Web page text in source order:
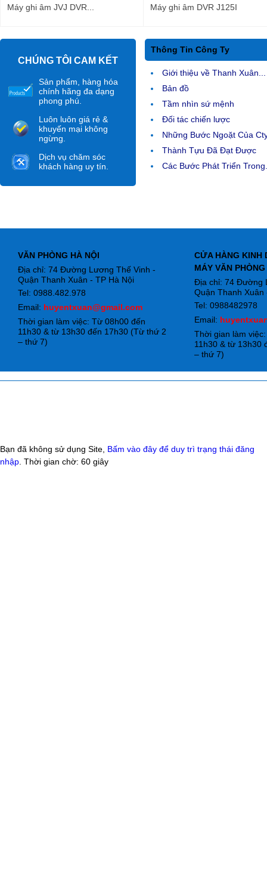
Máy ghi âm JVJ DVR... Máy ghi âm DVR J125I
CHÚNG TÔI CAM KẾT
Sản phẩm, hàng hóa
chính hãng đa dạng
phong phú.
Luôn luôn giá rẻ &
khuyến mại không
ngừng.
Dịch vụ chăm sóc
khách hàng uy tín.
Thông Tin Công Ty
Giới thiệu về Thanh Xuân...
Bản đồ
Tầm nhìn sứ mệnh
Đối tác chiến lược
Những Bước Ngoặt Của
Thành Tựu Đã Đạt Được
Các Bước Phát Triển
VĂN PHÒNG HÀ NỘI
Địa chỉ: 74 Đường Lương Thế Vinh -
Quận Thanh Xuân - TP Hà Nội
Tel: 0988.482.978
Email: huyentxuan@gmail.com
Thời gian làm việc: Từ 08h00 đến
11h30 & từ 13h30 đến 17h30 (Từ thứ 2
– thứ 7)
CỬA HÀNG KINH
MÁY VĂN PHÒNG
Địa chỉ: 74 Đường
Quận Thanh Xuân
Tel: 0988482978
Email:
Thời gian làm
11h30 & từ 13h30
– thứ 7)
Bạn đã không sử dụng Site, Bấm vào đây để duy trì trạng thái đăng
nhập . Thời gian chờ: 60 giây